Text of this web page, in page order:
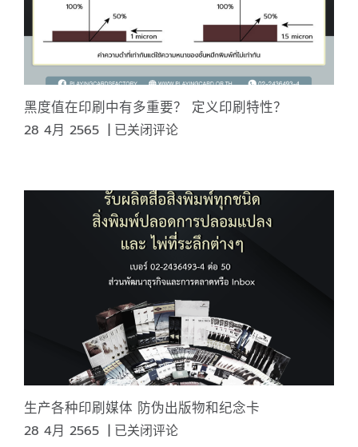
黑度值在印刷中有多重要？ 定义印刷特性？
28 4月 2565 | 黑
在
印
刷
中
多
重
要？
定
义
印
刷
特
性？
已关闭评论
生产各种印刷媒体 防伪出版物和纪念卡
28 4月 2565 | 生
已关闭评论